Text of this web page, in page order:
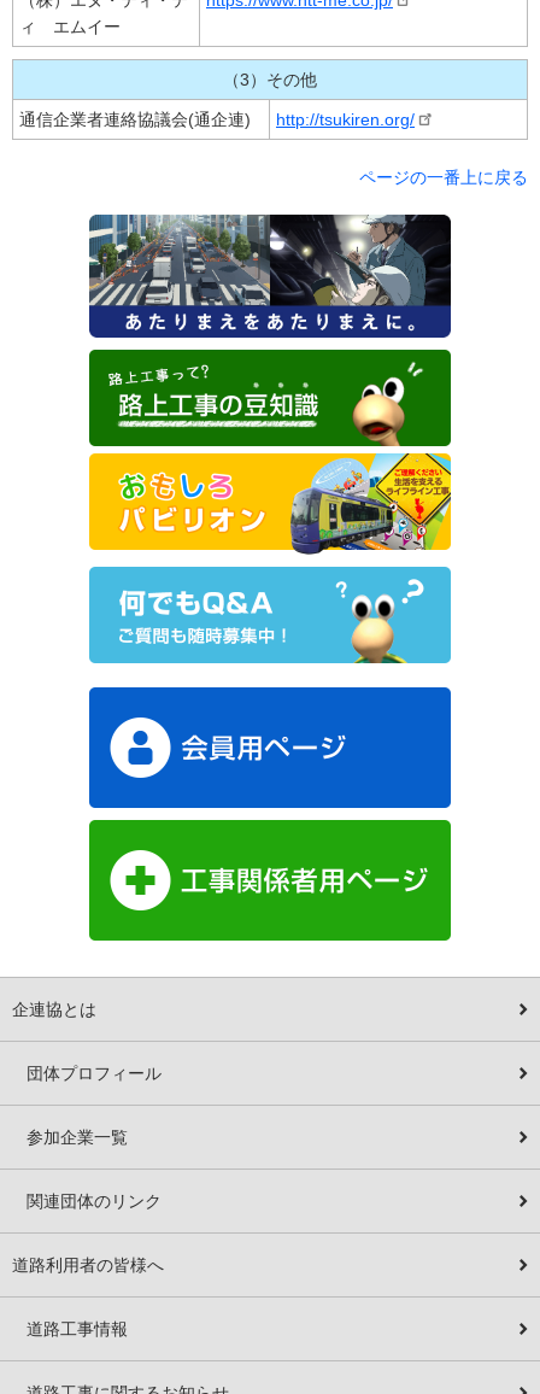
ィ エムイー
（3）その他
通信企業者連絡協議会(通企連) http://tsukiren.org/
ページの一番上に戻る
企連協とは
団体プロフィール
参加企業一覧
関連団体のリンク
道路利用者の皆様へ
道路工事情報